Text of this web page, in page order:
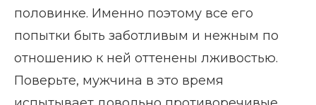
половинке. Именно поэтому все его
попытки быть заботливым и нежным по
отношению к ней оттенены лживостью.
Поверьте, мужчина в это время